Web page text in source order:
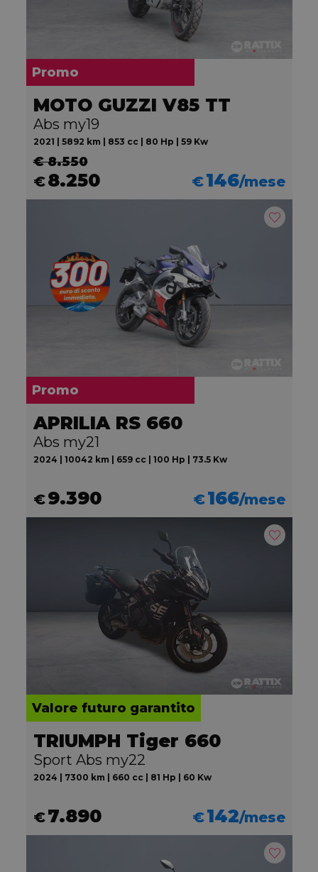
Promo
MOTO GUZZI V85 TT
Abs my19
2021 | 5892 km | 853 cc | 80 Hp | 59 Kw
€ 8.550
€8.250 €146/mese
Promo
APRILIA RS 660
Abs my21
2024 | 10042 km | 659 cc | 100 Hp | 73.5 Kw
€9.390 €166/mese
Valore futuro garantito
TRIUMPH Tiger 660
Sport Abs my22
2024 | 7300 km | 660 cc | 81 Hp | 60 Kw
€7.890 €142/mese